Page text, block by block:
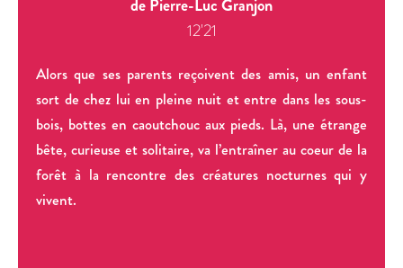
de Pierre-Luc Granjon
12'21
Alors que ses parents reçoivent des amis, un enfant
sort de chez lui en pleine nuit et entre dans les sous-
bois, bottes en caoutchouc aux pieds. Là, une étrange
bête, curieuse et solitaire, va l’entraîner au coeur de la
forêt à la rencontre des créatures nocturnes qui y
vivent.